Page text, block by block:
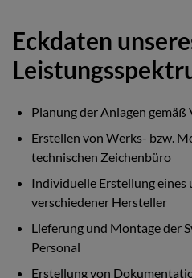
Eckdaten
Planung der Anlagen gemäß
Erstellen von Werks- bzw.
technischen Zeichenbüro
Individuelle Erstellung
verschiedener Hersteller
Lieferung und Montage der
Personal
Erstellung von